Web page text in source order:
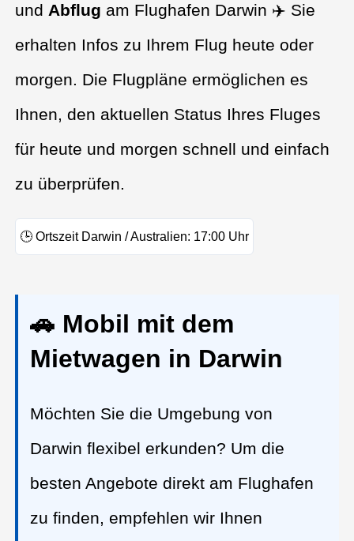
und Abflug am Flughafen Darwin ✈️ Sie
erhalten Infos zu Ihrem Flug heute oder
morgen. Die Flugpläne ermöglichen es
Ihnen, den aktuellen Status Ihres Fluges
für heute und morgen schnell und einfach
zu überprüfen.
🕒 Ortszeit Darwin / Australien: 17:00 Uhr
🚗 Mobil mit dem
Mietwagen in Darwin
Möchten Sie die Umgebung von
Darwin flexibel erkunden? Um die
besten Angebote direkt am Flughafen
zu finden, empfehlen wir Ihnen